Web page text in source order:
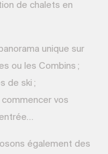
de chalets en
unique sur
ou les Combins ;
de ski ;
vos
également des